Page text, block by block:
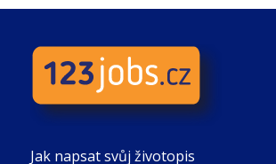
Jak napsat svůj životopis